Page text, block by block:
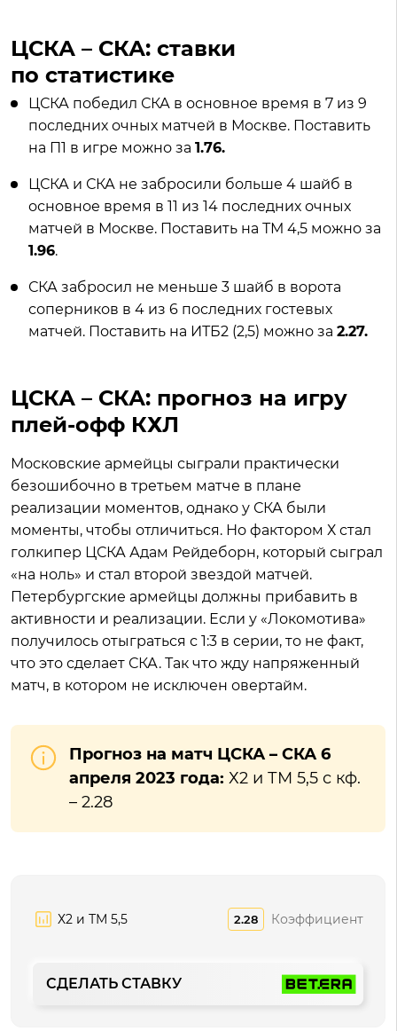
ЦСКА – СКА: ставки
по статистике
ЦСКА победил СКА в основное время в 7 из 9
последних очных матчей в Москве. Поставить
на П1 в игре можно за 1.76.
ЦСКА и СКА не забросили больше 4 шайб в
основное время в 11 из 14 последних очных
матчей в Москве. Поставить на ТМ 4,5 можно за
1.96.
СКА забросил не меньше 3 шайб в ворота
соперников в 4 из 6 последних гостевых
матчей. Поставить на ИТБ2 (2,5) можно за 2.27.
ЦСКА – СКА: прогноз на игру
плей-офф КХЛ
Московские армейцы сыграли практически
безошибочно в третьем матче в плане
реализации моментов, однако у СКА были
моменты, чтобы отличиться. Но фактором Х стал
голкипер ЦСКА Адам Рейдеборн, который сыграл
«на ноль» и стал второй звездой матчей.
Петербургские армейцы должны прибавить в
активности и реализации. Если у «Локомотива»
получилось отыграться с 1:3 в серии, то не факт,
что это сделает СКА. Так что жду напряженный
матч, в котором не исключен овертайм.
Прогноз на матч ЦСКА – СКА 6
апреля 2023 года: Х2 и ТМ 5,5 с кф.
– 2.28
Х2 и ТМ 5,5 2.28 Коэффициент
СДЕЛАТЬ СТАВКУ